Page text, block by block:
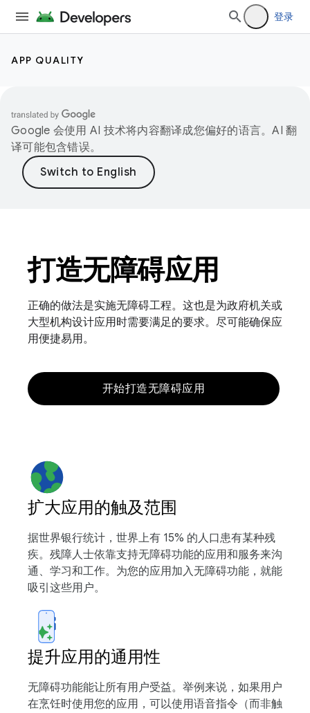
登录
APP QUALITY
Google 会使用 AI 技术将内容翻译成您偏好的语言。AI 翻
译可能包含错误。
打造无障碍应用
正确的做法是实施无障碍工程。这也是为政府机关或
大型机构设计应用时需要满足的要求。尽可能确保应
用便捷易用。
开始打造无障碍应用
扩大应用的触及范围
据世界银行统计，世界上有 15% 的人口患有某种残
疾。残障人士依靠支持无障碍功能的应用和服务来沟
通、学习和工作。为您的应用加入无障碍功能，就能
吸引这些用户。
提升应用的通用性
无障碍功能能让所有用户受益。举例来说，如果用户
在烹饪时使用您的应用，可以使用语音指令（而非触